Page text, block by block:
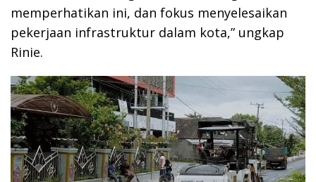
memperhatikan ini, dan fokus menyelesaikan
pekerjaan infrastruktur dalam kota,” ungkap
Rinie.